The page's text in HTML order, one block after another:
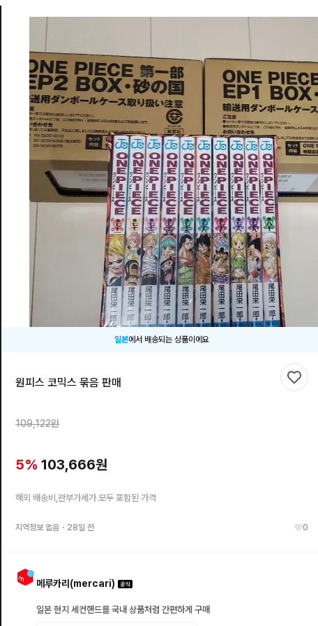
일본에서 배송되는 상품이에요
원피스 코믹스 묶음 판매
109,122원
5% 103,666원
해외 배송비,관부가세가 모두 포함된 가격
지역정보 없음 ・ 28일 전 0
메루카리(mercari)
일본 현지 세컨핸드를 국내 상품처럼 간편하게 구매
찜하